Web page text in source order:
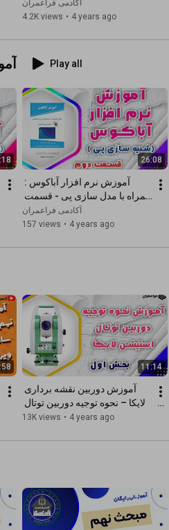
دوربین توتال استیشن لایکا
(بخش دوم)
آکادمی فراعمران
4.2K views • 4 years ago
Play all
26:08
دوم
آکادمی فراعمران
157 views • 4 years ago
11:14
استیشن لایکا (بخش اول)
13K views • 4 years ago